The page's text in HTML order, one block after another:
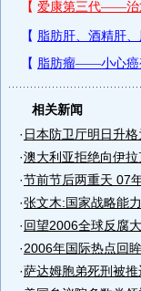
相关新闻
· 日本防卫厅明日升
·澳大利亚拒绝向伊
·节前节后两重天 07
·张文木:国家战略能
·回望2006全球反腐
·2006年国际热点回
·萨达姆胞弟死刑被